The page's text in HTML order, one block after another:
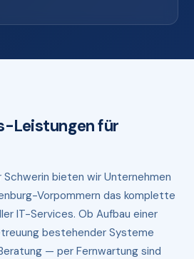
Leistungen für
bieten wir Unternehmen
Vorpommern das komplette
IT-Services. Ob Aufbau einer
bestehender Systeme
— per Fernwartung sind